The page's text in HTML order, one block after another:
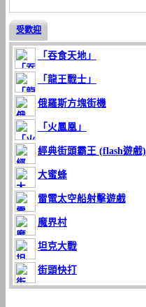
受歡迎
「吞食天地」
「龍王戰士」
俄羅斯方塊街機
「火鳳凰」
經典街頭霸王 (flash遊戲)
大蜜蜂
雷電太空船射擊遊戲
魔界村
坦克大戰
街頭快打